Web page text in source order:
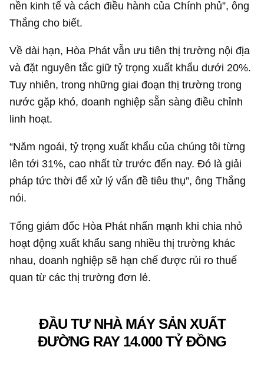
nền kinh tế và cách điều hành của Chính phủ”, ông
Thắng cho biết.
Về dài hạn, Hòa Phát vẫn ưu tiên thị trường nội địa
và đặt nguyên tắc giữ tỷ trọng xuất khẩu dưới 20%.
Tuy nhiên, trong những giai đoạn thị trường trong
nước gặp khó, doanh nghiệp sẵn sàng điều chỉnh
linh hoạt.
“Năm ngoái, tỷ trọng xuất khẩu của chúng tôi từng
lên tới 31%, cao nhất từ trước đến nay. Đó là giải
pháp tức thời để xử lý vấn đề tiêu thụ”, ông Thắng
nói.
Tổng giám đốc Hòa Phát nhấn mạnh khi chia nhỏ
hoạt động xuất khẩu sang nhiều thị trường khác
nhau, doanh nghiệp sẽ hạn chế được rủi ro thuế
quan từ các thị trường đơn lẻ.
ĐẦU TƯ NHÀ MÁY SẢN XUẤT
ĐƯỜNG RAY 14.000 TỶ ĐỒNG